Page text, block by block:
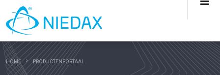
HOME PRODUCTENPORTAAL